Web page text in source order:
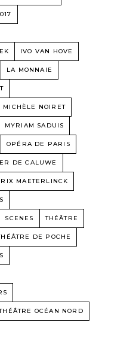
IVO VAN HOVE
LA MONNAIE
MICHÈLE NOIRET
MYRIAM SADUIS
OPÉRA DE PARIS
DE CALUWE
MAETERLINCK
SCENES THÉÂTRE
DE POCHE
OCÉAN NORD